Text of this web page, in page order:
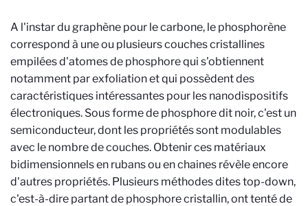
A l'instar du graphène pour le carbone, le phosphorène
correspond à une ou plusieurs couches cristallines
empilées d'atomes de phosphore qui s'obtiennent
notamment par exfoliation et qui possèdent des
caractéristiques intéressantes pour les nanodispositifs
électroniques. Sous forme de phosphore dit noir, c'est un
semiconducteur, dont les propriétés sont modulables
avec le nombre de couches. Obtenir ces matériaux
bidimensionnels en rubans ou en chaines révèle encore
d'autres propriétés. Plusieurs méthodes dites top-down,
c'est-à-dire partant de phosphore cristallin, ont tenté de